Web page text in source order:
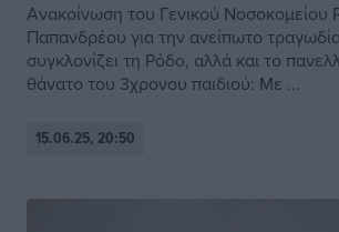
Ανακοίνωση του Γενικού Νοσοκομείου
Παπανδρέου για την ανείπωτο
συγκλονίζει τη Ρόδο, αλλά και το
θάνατο του 3χρονου παιδιού: Με ...
15.06.25, 20:50